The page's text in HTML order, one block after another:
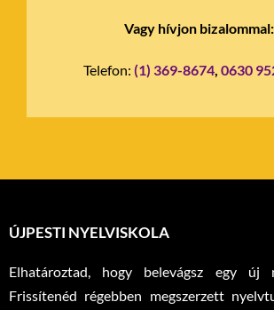
Vagy hívjon bizalommal:
Telefon: (1) 369-8674, 0630
ÚJPESTI NYELVISKOLA
Elhatároztad, hogy belevágsz egy új
Frissítenéd régebben megszerzett